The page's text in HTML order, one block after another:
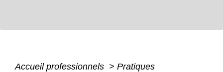
Accueil professionnels > Pratiques